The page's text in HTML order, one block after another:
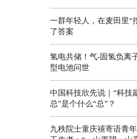
一群年轻人，在麦田里“
了答案
氢电共储！气-固氢负离
型电池问世
中国科技欣先说｜“科技
总”是个什么“总”？
九秩院士童庆禧寄语青